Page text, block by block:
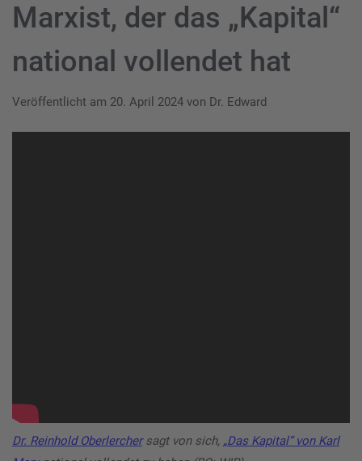
Marxist, der das „Kapital“
national vollendet hat
Veröffentlicht am 20. April 2024 von Dr. Edward
Dr. Reinhold Oberlerchersagt von sich, „Das Kapital“ von Karl